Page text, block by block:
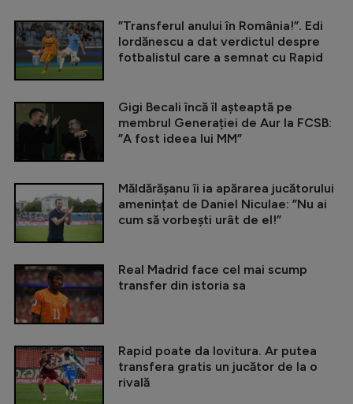
”Transferul anului în România!”. Edi
Iordănescu a dat verdictul despre
fotbalistul care a semnat cu Rapid
Gigi Becali încă îl așteaptă pe
membrul Generației de Aur la FCSB:
”A fost ideea lui MM”
Măldărășanu îi ia apărarea jucătorului
amenințat de Daniel Niculae: ”Nu ai
cum să vorbești urât de el!”
Real Madrid face cel mai scump
transfer din istoria sa
Rapid poate da lovitura. Ar putea
transfera gratis un jucător de la o
rivală